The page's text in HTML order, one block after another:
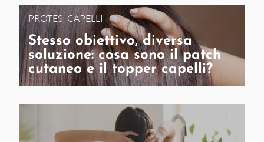
PROTESI CAPELLI
Stesso obiettivo, diversa
soluzione: cosa sono il patch
cutaneo e il topper capelli?